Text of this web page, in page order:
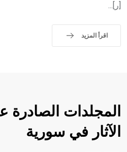
[ر]...
اقرأ المزيد
المجلدات
الآثار في سورية